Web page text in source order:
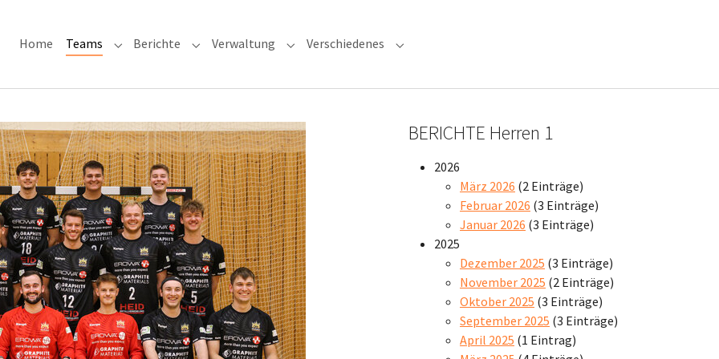
Home Teams Submenu for "Teams"
Berichte Submenu for "Berichte"
Verwaltung Submenu for "Verwaltung"
Verschiedenes Submenu for "Verschiedenes"
BERICHTE Herren 1
2026
März 2026 (2 Einträge)
Februar 2026 (3 Einträge)
Januar 2026 (3 Einträge)
2025
Dezember 2025 (3 Einträge)
November 2025 (2 Einträge)
Oktober 2025 (3 Einträge)
September 2025 (3 Einträge)
April 2025 (1 Eintrag)